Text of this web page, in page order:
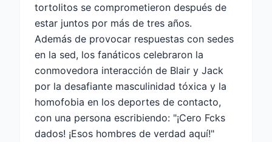
tortolitos se comprometieron después de
estar juntos por más de tres años.
Además de provocar respuestas con sedes
en la sed, los fanáticos celebraron la
conmovedora interacción de Blair y Jack
por la desafiante masculinidad tóxica y la
homofobia en los deportes de contacto,
con una persona escribiendo: "¡Cero Fcks
dados! ¡Esos hombres de verdad aquí!"